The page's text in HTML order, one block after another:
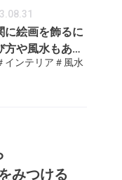
に絵画を飾るに
や風水もあわ
インテリア ＃風水
みつける